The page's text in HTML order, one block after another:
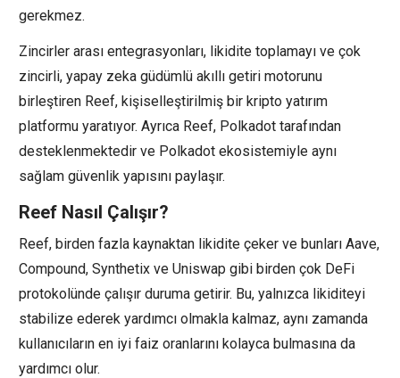
gerekmez.
Zincirler arası entegrasyonları, likidite toplamayı ve çok
zincirli, yapay zeka güdümlü akıllı getiri motorunu
birleştiren Reef, kişiselleştirilmiş bir kripto yatırım
platformu yaratıyor. Ayrıca Reef, Polkadot tarafından
desteklenmektedir ve Polkadot ekosistemiyle aynı
sağlam güvenlik yapısını paylaşır.
Reef Nasıl Çalışır?
Reef, birden fazla kaynaktan likidite çeker ve bunları Aave,
Compound, Synthetix ve Uniswap gibi birden çok DeFi
protokolünde çalışır duruma getirir. Bu, yalnızca likiditeyi
stabilize ederek yardımcı olmakla kalmaz, aynı zamanda
kullanıcıların en iyi faiz oranlarını kolayca bulmasına da
yardımcı olur.